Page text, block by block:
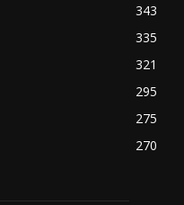
343
335
321
295
275
270